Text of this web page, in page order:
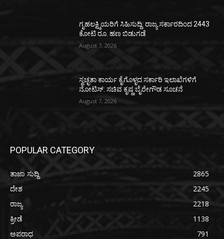
ಗೃಹಲಕ್ಷ್ಮಿಯರಿಗೆ ಸಿಹಿಸುದ್ದಿ: ರಾಜ್ಯ ಸರ್ಕಾರದಿಂದ 2443
ಕೋಟಿ ರೂ. ಹಣ ಬಿಡುಗಡೆ
August 7, 2026
ಸ್ವಚ್ಛತಾ ಕಾರ್ಯ ಕೈಗೊಳ್ಳದ ಸರ್ಕಾರಿ ಇಲಾಖೆಗಳಿಗೆ
ನೋಟಿಸ್: ಸಚಿವ ಕೃಷ್ಣ ಬೈರೇಗೌಡ ಸೂಚನೆ
August 7, 2026
POPULAR CATEGORY
ತಾಜಾ ಸುದ್ದಿ
2865
ದೇಶ
2245
ರಾಜ್ಯ
2218
ಕ್ರೀಡೆ
1138
ಅಪರಾಧ
791